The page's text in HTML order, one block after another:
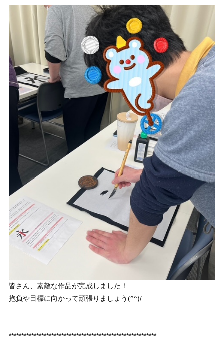
皆さん、素敵な作品が完成しました！
抱負や目標に向かって頑張りましょう(^^)/
***********************************************************